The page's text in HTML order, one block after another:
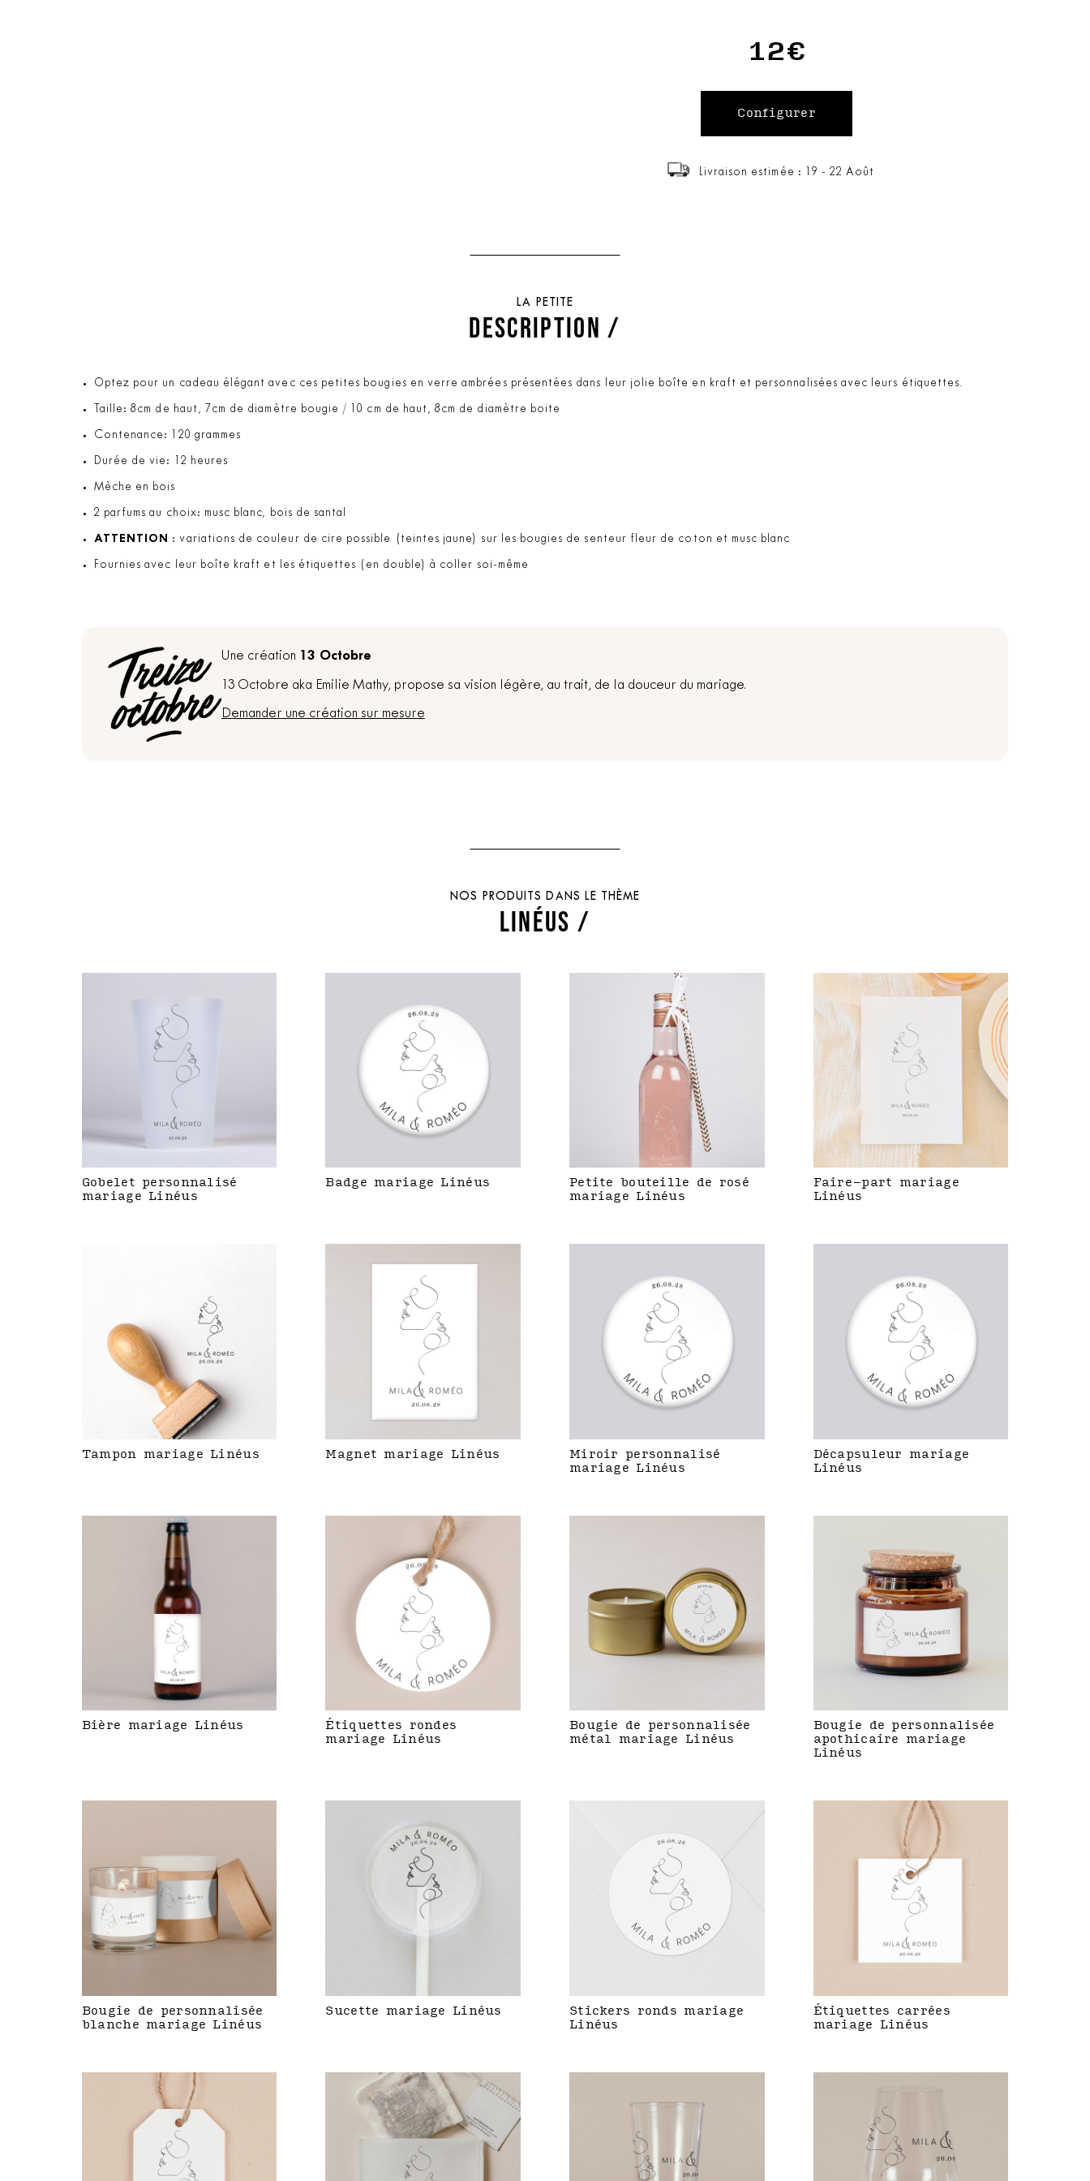
12€
Livraison estimée : 19 - 22 Août
LA PETITE
DESCRIPTION /
Optez pour un cadeau élégant avec ces petites bougies en verre ambrées présentées dans leur jolie boîte en kraft et personnalisées avec leurs étiquettes.
Taille: 8cm de haut, 7cm de diamètre bougie / 10 cm de haut, 8cm de diamètre boite
Contenance: 120 grammes
Durée de vie: 12 heures
Mèche en bois
2 parfums au choix: musc blanc, bois de santal
ATTENTION : variations de couleur de cire possible (teintes jaune) sur les bougies de senteur fleur de coton et musc blanc
Fournies avec leur boîte kraft et les étiquettes (en double) à coller soi-même
Une création 13 Octobre
13 Octobre aka Emilie Mathy, propose sa vision légère, au trait, de la douceur du mariage.
Demander une création sur mesure
NOS PRODUITS DANS LE THÈME
LINÉUS /
Gobelet personnalisé
mariage Linéus
Badge mariage Linéus
Petite bouteille de rosé
mariage Linéus
Faire-part mariage
Linéus
Tampon mariage Linéus Magnet mariage Linéus
Miroir personnalisé
mariage Linéus
Décapsuleur mariage
Linéus
Bière mariage Linéus
Étiquettes rondes
mariage Linéus
Bougie de personnalisée
métal mariage Linéus
Bougie de personnalisée
apothicaire mariage
Linéus
Bougie de personnalisée
blanche mariage Linéus
Sucette mariage Linéus
Stickers ronds mariage
Linéus
Étiquettes carrées
mariage Linéus